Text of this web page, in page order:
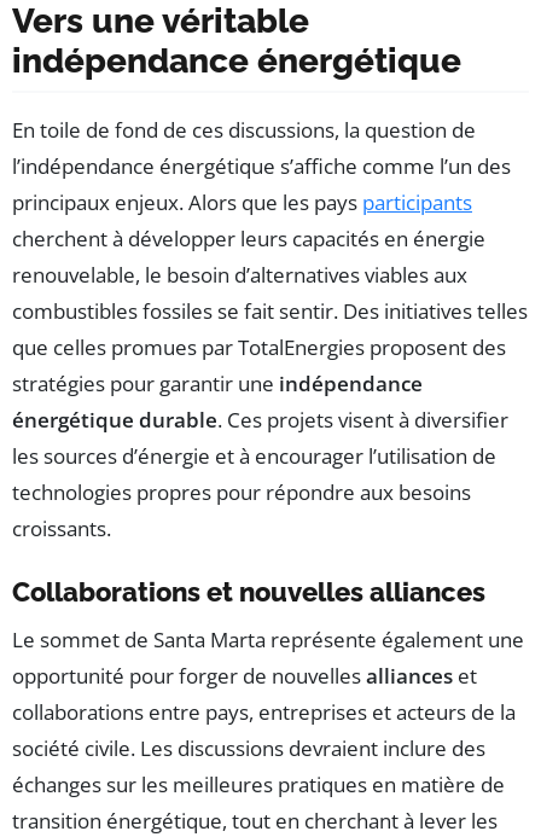
Vers une véritable
indépendance énergétique
En toile de fond de ces discussions, la question de
l’indépendance énergétique s’affiche comme l’un des
principaux enjeux. Alors que les pays participants
cherchent à développer leurs capacités en énergie
renouvelable, le besoin d’alternatives viables aux
combustibles fossiles se fait sentir. Des initiatives telles
que celles promues par TotalEnergies proposent des
stratégies pour garantir une indépendance
énergétique durable. Ces projets visent à diversifier
les sources d’énergie et à encourager l’utilisation de
technologies propres pour répondre aux besoins
croissants.
Collaborations et nouvelles alliances
Le sommet de Santa Marta représente également une
opportunité pour forger de nouvellesalliances et
collaborations entre pays, entreprises et acteurs de la
société civile. Les discussions devraient inclure des
échanges sur les meilleures pratiques en matière de
transition énergétique, tout en cherchant à lever les